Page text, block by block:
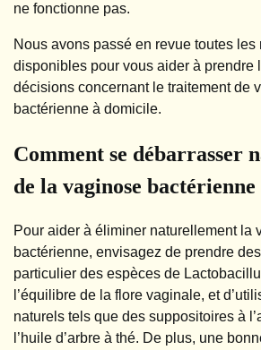
ne fonctionne pas.
Nous avons passé en revue toutes les
disponibles pour vous aider à prendre
décisions concernant le traitement de
bactérienne à domicile.
Comment se débarrasser
de la vaginose bactérienne
Pour aider à éliminer naturellement la
bactérienne, envisagez de prendre
particulier des espèces de
l’équilibre de la flore vaginale, et
naturels tels que des suppositoires à
l’huile d’arbre à thé. De plus, une